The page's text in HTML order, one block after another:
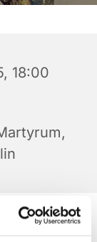
18:00